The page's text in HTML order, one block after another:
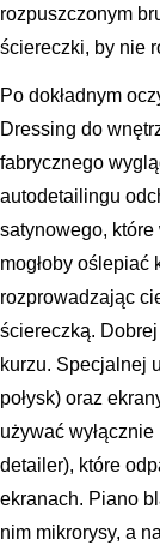
rozpuszczonym
ściereczki, by nie
Po dokładnym
Dressing do
fabrycznego
autodetailingu
satynowego, które
mogłoby oślepiać
rozprowadzając
ściereczką.
kurzu. Specjalnej
połysk) oraz
używać
detailer), które
ekranach. Piano
nim mikrorysy, a